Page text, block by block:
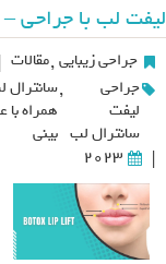
لیفت لب با جراحی
جراحی زیبایی ,مقالات |
جراحی
لیفت
سانترال لب
,سانترال
همراه با
بینی
|
2023